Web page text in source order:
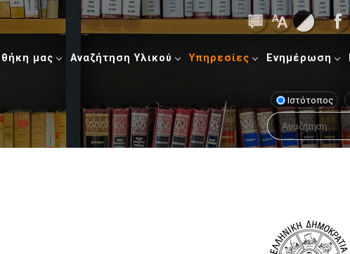
μας Αναζήτηση Υλικού Υπηρεσίες Ενημέρωση
Ιστότοπος